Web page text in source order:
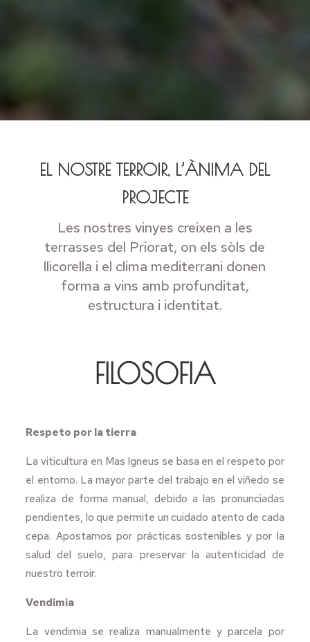
EL NOSTRE TERROIR, L’ÀNIMA DEL
PROJECTE
Les nostres vinyes creixen a les
terrasses del Priorat, on els sòls de
llicorella i el clima mediterrani donen
forma a vins amb profunditat,
estructura i identitat.
FILOSOFIA
Respeto por la tierra
La viticultura en Mas Igneus se basa en el respeto por
el entorno. La mayor parte del trabajo en el viñedo se
realiza de forma manual, debido a las pronunciadas
pendientes, lo que permite un cuidado atento de cada
cepa. Apostamos por prácticas sostenibles y por la
salud del suelo, para preservar la autenticidad de
nuestro terroir.
Vendimia
La vendimia se realiza manualmente y parcela por